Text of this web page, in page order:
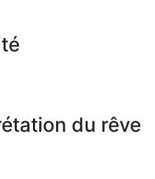
du rêve